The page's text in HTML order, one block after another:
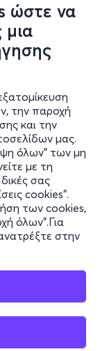
ώστε να
μια
την παροχή
και την
μας.
όλων" των μη
με τη
σας
cookies".
των cookies,
όλων".Για
στην
- Βέροια,